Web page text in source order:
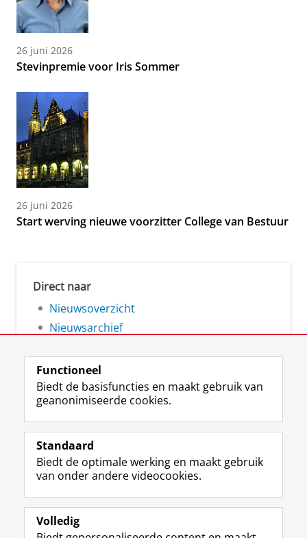
26 juni 2026
Stevinpremie voor Iris Sommer
26 juni 2026
Start werving nieuwe voorzitter College van Bestuur
Direct naar
Nieuwsoverzicht
Nieuwsarchief
Volg de RUG
F
a
e
b
o
p
L
i
k
e
I
-
R
S
-
f
e
R
I
n
t
r
m
Y
o
T
e
k
Studiekiezers
Alumni
Functioneel
Biedt de basisfuncties en maakt gebruik van
geanonimiseerde cookies.
Standaard
Biedt de optimale werking en maakt gebruik
van onder andere videocookies.
Volledig